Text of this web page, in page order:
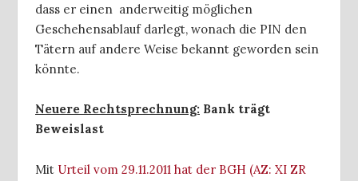
dass er einen anderweitig möglichen
Geschehensablauf darlegt, wonach die PIN den
Tätern auf andere Weise bekannt geworden sein
könnte.
Neuere Rechtsprechnung: Bank trägt
Beweislast
Mit Urteil vom 29.11.2011 hat der BGH (AZ: XI ZR